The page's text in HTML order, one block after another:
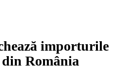
importurile
România